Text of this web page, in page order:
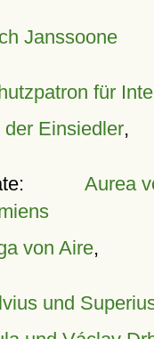
Janssoone
für
der Einsiedler,
Aurea
von Aire,
und